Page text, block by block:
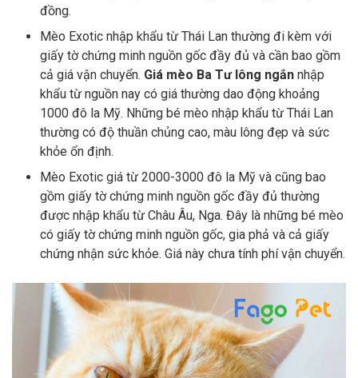
LIÊN HỆ
TỔNG ĐÀI TƯ VẤN
0929894774
đồng.
Mèo Exotic nhập khẩu từ Thái Lan thường đi kèm với
giấy tờ chứng minh nguồn gốc đầy đủ và cần bao gồm
cả giá vận chuyển. Giá mèo Ba Tư lông ngắn nhập
khẩu từ nguồn nay có giá thường dao động khoảng
1000 đô la Mỹ. Những bé mèo nhập khẩu từ Thái Lan
thường có độ thuần chủng cao, màu lông đẹp và sức
khỏe ổn định.
Mèo Exotic giá từ 2000-3000 đô la Mỹ và cũng bao
gồm giấy tờ chứng minh nguồn gốc đầy đủ thường
được nhập khẩu từ Châu Âu, Nga. Đây là những bé mèo
có giấy tờ chứng minh nguồn gốc, gia phả và cả giấy
chứng nhận sức khỏe. Giá này chưa tính phí vận chuyển.